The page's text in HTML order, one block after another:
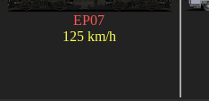
EP07
125 km/h